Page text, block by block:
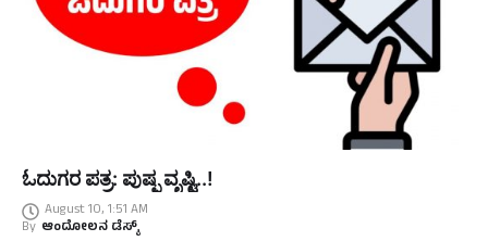
ಓದುಗರ ಪತ್ರ: ಪುಷ್ಪ ವೃಷ್ಟಿ..!
August 10, 1:51 AM
By ಆಂದೋಲನ ಡೆಸ್ಕ್